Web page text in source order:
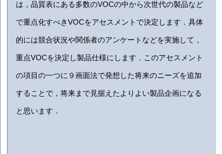
は，品質表にある多数のVOCの中から次世代の製品など
で重点化すべきVOCをアセスメントで決定します．具体
的には競合状況や関係者のアンケートなどを実施して，
重点VOCを決定し製品仕様にします．このアセスメント
の項目の一つに９画面法で発想した将来のニーズを追加
することで，将来まで見据えたよりよい製品企画になる
と思います．